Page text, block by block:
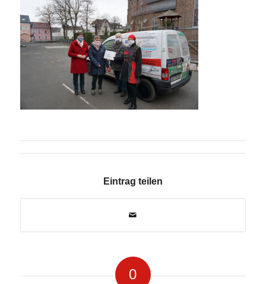
Eintrag teilen
0